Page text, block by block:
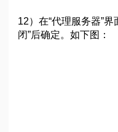
12）在“代理服务器”界
闭”后确定。如下图：